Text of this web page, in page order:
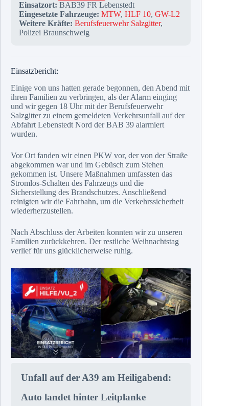
Einsatzort: BAB39 FR Lebenstedt
Eingesetzte Fahrzeuge: MTW, HLF 10, GW-L2
Weitere Kräfte: Berufsfeuerwehr Salzgitter,
Polizei Braunschweig
Einsatzbericht:
Einige von uns hatten gerade begonnen, den Abend mit
ihren Familien zu verbringen, als der Alarm einging
und wir gegen 18 Uhr mit der Berufsfeuerwehr
Salzgitter zu einem gemeldeten Verkehrsunfall auf der
Abfahrt Lebenstedt Nord der BAB 39 alarmiert
wurden.
Vor Ort fanden wir einen PKW vor, der von der Straße
abgekommen war und im Gebüsch zum Stehen
gekommen ist. Unsere Maßnahmen umfassten das
Stromlos-Schalten des Fahrzeugs und die
Sicherstellung des Brandschutzes. Anschließend
reinigten wir die Fahrbahn, um die Verkehrssicherheit
wiederherzustellen.
Nach Abschluss der Arbeiten konnten wir zu unseren
Familien zurückkehren. Der restliche Weihnachtstag
verlief für uns glücklicherweise ruhig.
Unfall auf der A39 am Heiligabend:
Auto landet hinter Leitplanke